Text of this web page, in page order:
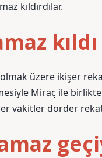
kıldırdılar.
kıldı
üzere ikişer
Miraç ile
vakitler dörder rekat